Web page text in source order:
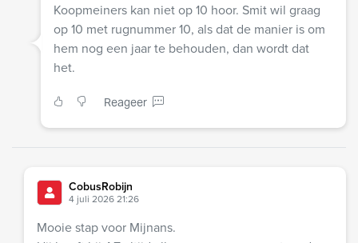
Koopmeiners kan niet op 10 hoor. Smit wil graag
op 10 met rugnummer 10, als dat de manier is om
hem nog een jaar te behouden, dan wordt dat
het.
Reageer
CobusRobijn
4 juli 2026 21:26
Mooie stap voor Mijnans.